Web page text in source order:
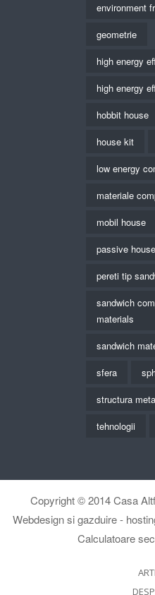
environment
geometrie
high energy
high energy
hobbit house
house kit
low energy
materiale
mobil house
passive house
pereti tip
sandwich
materials
sandwich
sfera
structura
tehnologii
Copyright © 2014Casa
Webdesign si gazduire -
Calculatoare